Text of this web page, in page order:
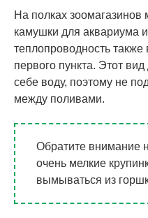
На полках
камушки для аквариума
теплопроводность также
первого пункта. Этот
себе воду, поэтому не
между поливами.
Обратите внимание
очень мелкие
вымываться из